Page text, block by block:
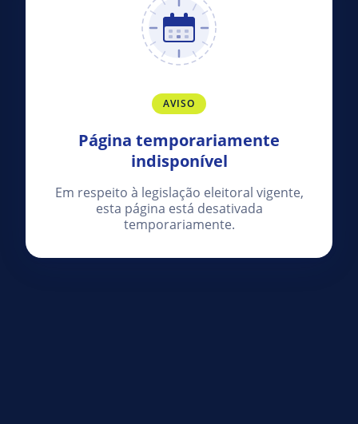
AVISO
Página temporariamente
indisponível
Em respeito à legislação eleitoral vigente,
esta página está desativada
temporariamente.